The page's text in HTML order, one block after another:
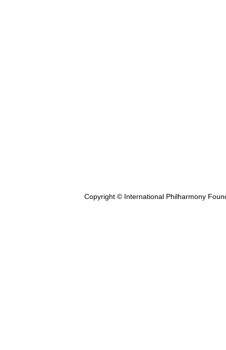
Copyright © International Philharmony